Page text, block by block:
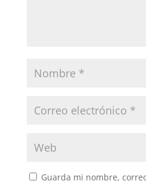
Guarda mi nombre,